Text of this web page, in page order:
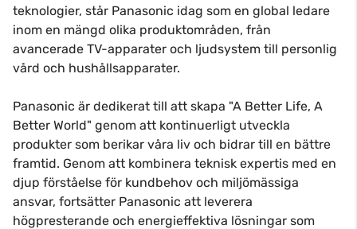
teknologier, står Panasonic idag som en global ledare
inom en mängd olika produktområden, från
avancerade TV-apparater och ljudsystem till personlig
vård och hushållsapparater.
Panasonic är dedikerat till att skapa "A Better Life, A
Better World" genom att kontinuerligt utveckla
produkter som berikar våra liv och bidrar till en bättre
framtid. Genom att kombinera teknisk expertis med en
djup förståelse för kundbehov och miljömässiga
ansvar, fortsätter Panasonic att leverera
högpresterande och energieffektiva lösningar som